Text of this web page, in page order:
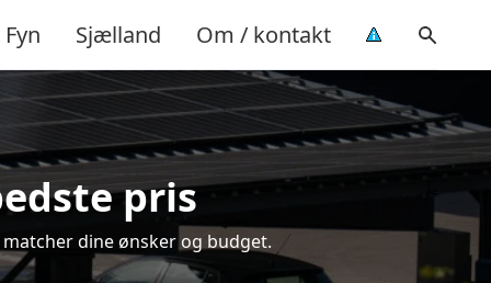
Fyn Sjælland Om / kontakt
pris
dine ønsker og budget.